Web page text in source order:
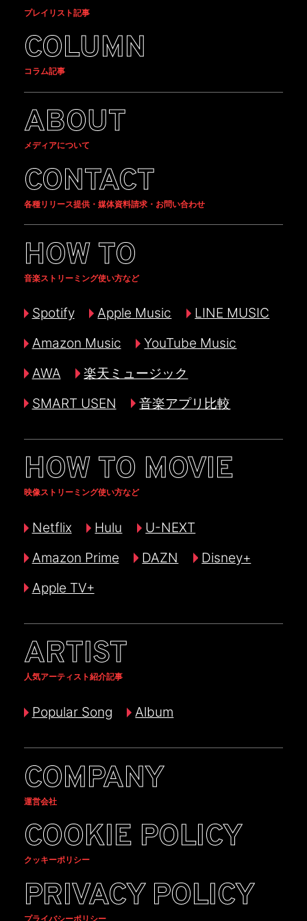
プレイリスト記事
COLUMN
コラム記事
ABOUT
メディアについて
CONTACT
各種リリース提供・媒体資料請求・お問い合わせ
HOW TO
音楽ストリーミング使い方など
Spotify Apple Music
LINE MUSIC
Amazon Music
YouTube Music
AWA
楽天ミュージック
SMART USEN
音楽アプリ比較
HOW TO MOVIE
映像ストリーミング使い方など
Netflix Hulu
U-NEXT
Amazon Prime
DAZN
Disney+
Apple TV+
ARTIST
人気アーティスト紹介記事
Popular Song Album
COMPANY
運営会社
COOKIE POLICY
クッキーポリシー
PRIVACY POLICY
プライバシーポリシー